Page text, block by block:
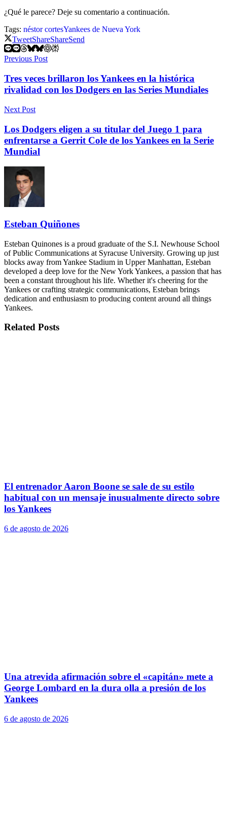
¿Qué le parece? Deje su comentario a continuación.
Tags: néstor cortesYankees de Nueva York
TweetShareShareSend
Previous Post
Tres veces brillaron los Yankees en la histórica
rivalidad con los Dodgers en las Series Mundiales
Next Post
Los Dodgers eligen a su titular del Juego 1 para
enfrentarse a Gerrit Cole de los Yankees en la Serie
Mundial
Esteban Quiñones
Esteban Quinones is a proud graduate of the S.I. Newhouse School
of Public Communications at Syracuse University. Growing up just
blocks away from Yankee Stadium in Upper Manhattan, Esteban
developed a deep love for the New York Yankees, a passion that has
been a constant throughout his life. Whether it's cheering for the
Yankees or crafting strategic communications, Esteban brings
dedication and enthusiasm to producing content around all things
Yankees.
Related Posts
El entrenador Aaron Boone se sale de su estilo
habitual con un mensaje inusualmente directo sobre
los Yankees
6 de agosto de 2026
Una atrevida afirmación sobre el «capitán» mete a
George Lombard en la dura olla a presión de los
Yankees
6 de agosto de 2026